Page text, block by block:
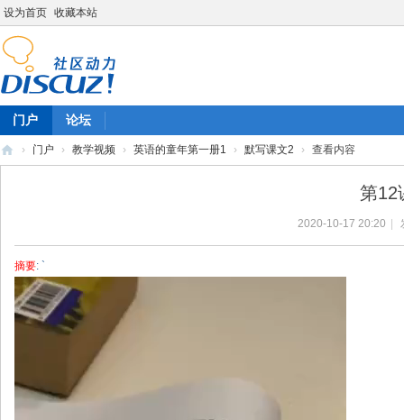
设为首页 收藏本站
门户 论坛
› 门户 › 教学视频 › 英语的童年第一册1 › 默写课文2 › 查看内容
第12
2020-10-17 20:20
摘要: `